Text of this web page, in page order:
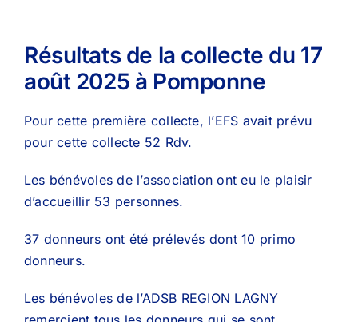
Résultats de la collecte du 17
août 2025 à Pomponne
Pour cette première collecte, l’EFS avait prévu
pour cette collecte 52 Rdv.
Les bénévoles de l’association ont eu le plaisir
d’accueillir 53 personnes.
37 donneurs ont été prélevés dont 10 primo
donneurs.
Les bénévoles de l’ADSB REGION LAGNY